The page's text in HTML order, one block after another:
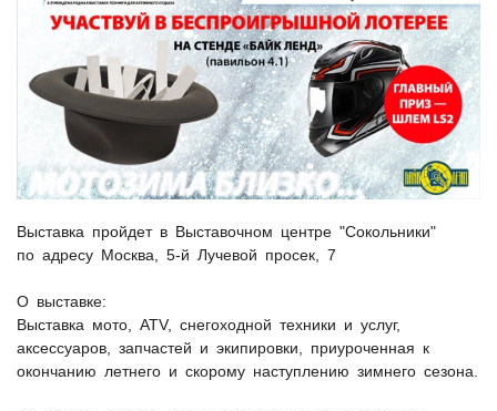
Выставка пройдет в Выставочном центре "Сокольники"
по адресу Москва, 5-й Лучевой просек, 7
О выставке:
Выставка мото, ATV, снегоходной техники и услуг,
аксессуаров, запчастей и экипировки, приуроченная к
окончанию летнего и скорому наступлению зимнего сезона.